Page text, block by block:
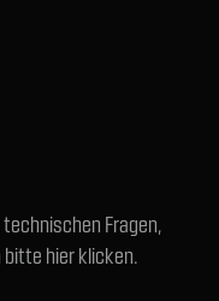
Fragen,
bitte hier klicken.